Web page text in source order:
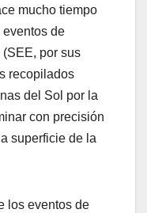
mucho tiempo
eventos de
por sus
recopilados
del Sol por la
con precisión
superficie de la
los eventos de